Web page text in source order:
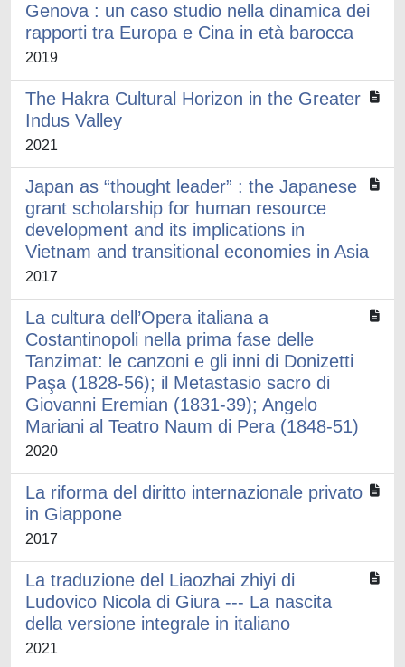
Genova : un caso studio nella dinamica dei
rapporti tra Europa e Cina in età barocca
2019
The Hakra Cultural Horizon in the Greater
Indus Valley
2021
Japan as “thought leader” : the Japanese
grant scholarship for human resource
development and its implications in
Vietnam and transitional economies in Asia
2017
La cultura dell’Opera italiana a
Costantinopoli nella prima fase delle
Tanzimat: le canzoni e gli inni di Donizetti
Paşa (1828-56); il Metastasio sacro di
Giovanni Eremian (1831-39); Angelo
Mariani al Teatro Naum di Pera (1848-51)
2020
La riforma del diritto internazionale privato
in Giappone
2017
La traduzione del Liaozhai zhiyi di
Ludovico Nicola di Giura --- La nascita
della versione integrale in italiano
2021